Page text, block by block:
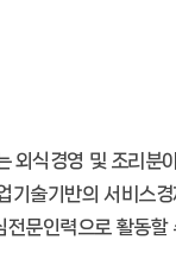
식경영 및 조리분
술기반의 서비스
문인력으로 활동할